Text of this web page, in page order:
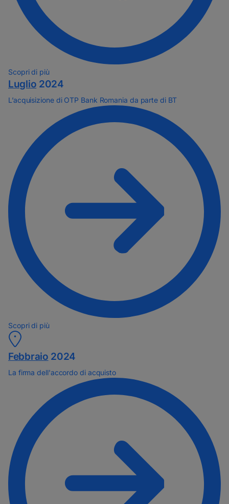
Scopri di più
Luglio 2024
L’acquisizione di OTP Bank Romania da parte di BT
Scopri di più
Febbraio 2024
La firma dell'accordo di acquisto